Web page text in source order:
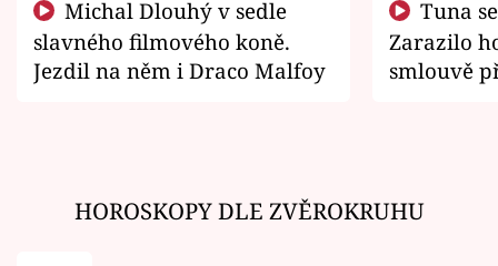
slavného filmového koně.
Jezdil na něm i Draco Malfoy
Zarazilo
smlouvě
HOROSKOPY DLE ZVĚROKRUHU